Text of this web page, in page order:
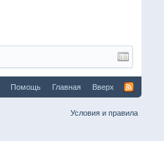
Помощь Главная Вверх
Условия и правила